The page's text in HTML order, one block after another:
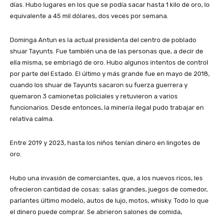
días. Hubo lugares en los que se podía sacar hasta 1 kilo de oro, lo
equivalente a 45 mil dólares, dos veces por semana.
Dominga Antun es la actual presidenta del centro de poblado
shuar Tayunts. Fue también una de las personas que, a decir de
ella misma, se embriagó de oro. Hubo algunos intentos de control
por parte del Estado. El último y más grande fue en mayo de 2018,
cuando los shuar de Tayunts sacaron su fuerza guerrera y
quemaron 3 camionetas policiales y retuvieron a varios
funcionarios. Desde entonces, la minería ilegal pudo trabajar en
relativa calma.
Entre 2019 y 2023, hasta los niños tenían dinero en lingotes de
oro.
Hubo una invasión de comerciantes, que, a los nuevos ricos, les
ofrecieron cantidad de cosas: salas grandes, juegos de comedor,
parlantes último modelo, autos de lujo, motos, whisky. Todo lo que
el dinero puede comprar. Se abrieron salones de comida,